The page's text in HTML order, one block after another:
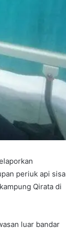
periuk api sisa
Qirata di
luar bandar